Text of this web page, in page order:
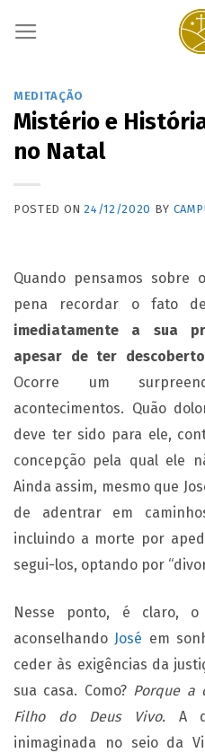
MEDITAÇÃO
Mistério e
no Natal
POSTED ON24/12/2020 BY
Quando pensamos sobre
pena recordar o fato
imediatamente a sua
apesar de ter
Ocorre um
acontecimentos. Quão
deve ter sido para ele,
concepção pela qual ele
Ainda assim, mesmo que
de adentrar em
incluindo a morte por
segui-los, optando por
Nesse ponto, é claro,
aconselhando José em
ceder às exigências da
sua casa. Como? Porque a
Filho do Deus Vivo.A
inimaginada no seio da